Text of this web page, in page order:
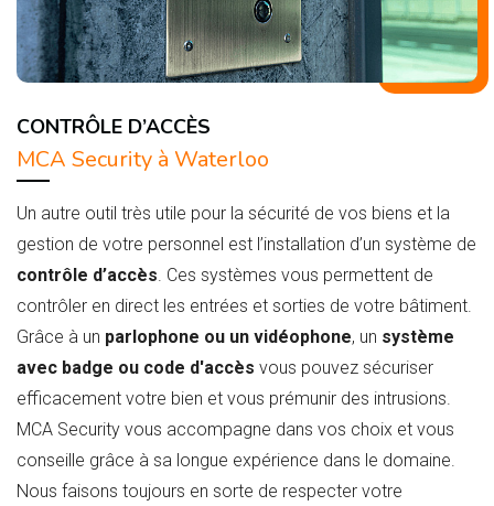
CONTRÔLE D’ACCÈS
MCA Security à Waterloo
Un autre outil très utile pour la sécurité de vos biens et la
gestion de votre personnel est l’installation d’un système de
contrôle d’accès. Ces systèmes vous permettent de
contrôler en direct les entrées et sorties de votre bâtiment.
Grâce à un parlophone ou un vidéophone, un système
avec badge ou code d'accès vous pouvez sécuriser
efficacement votre bien et vous prémunir des intrusions.
MCA Security vous accompagne dans vos choix et vous
conseille grâce à sa longue expérience dans le domaine.
Nous faisons toujours en sorte de respecter votre